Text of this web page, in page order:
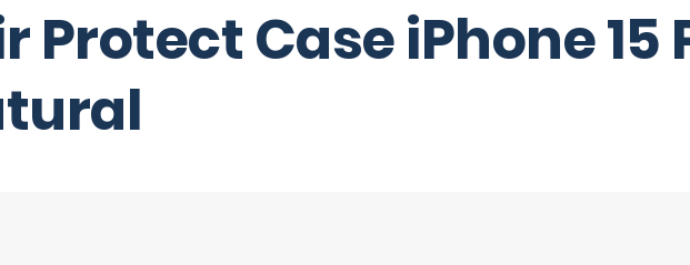
Protect Case iPhone 15